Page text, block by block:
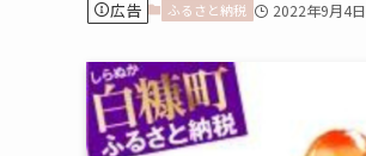
広告 ふるさと納税 2022年9月4日